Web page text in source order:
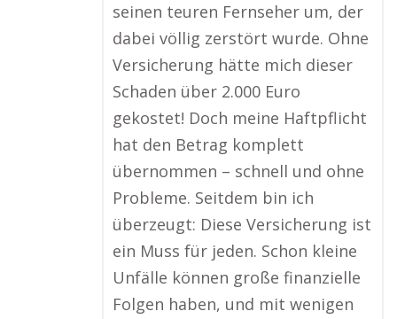
seinen teuren Fernseher um, der
dabei völlig zerstört wurde. Ohne
Versicherung hätte mich dieser
Schaden über 2.000 Euro
gekostet! Doch meine Haftpflicht
hat den Betrag komplett
übernommen – schnell und ohne
Probleme. Seitdem bin ich
überzeugt: Diese Versicherung ist
ein Muss für jeden. Schon kleine
Unfälle können große finanzielle
Folgen haben, und mit wenigen